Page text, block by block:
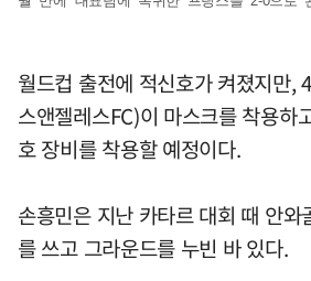
월드컵 출전에 적신호가 켜졌지만,
스앤젤레스FC)이 마스크를 착용하
호 장비를 착용할 예정이다.
손흥민은 지난 카타르 대회 때 안와
를 쓰고 그라운드를 누빈 바 있다.